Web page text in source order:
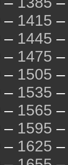
– 1415 –
– 1445 –
– 1475 –
– 1505 –
– 1535 –
– 1565 –
– 1595 –
– 1625 –